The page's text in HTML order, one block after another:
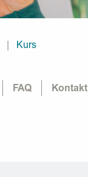
Current:
Kurs
FAQ Kontakt